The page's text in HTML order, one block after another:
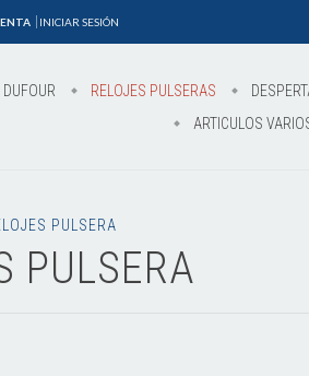
INICIAR SESIÓN
RELOJES PULSERAS
ARTICULOS
PULSERA
PULSERA